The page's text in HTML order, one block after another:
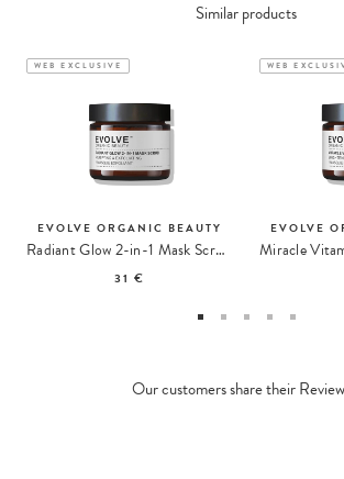
Similar products
WEB EXCLUSIVE
EVOLVE ORGANIC BEAUTY
Radiant Glow 2-in-1 Mask Scrub Exfoliating Mask
31 €
WEB
EVOLVE
Our customers share their